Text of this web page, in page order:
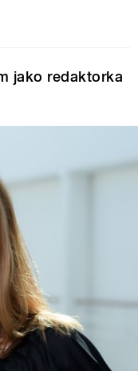
jako redaktorka